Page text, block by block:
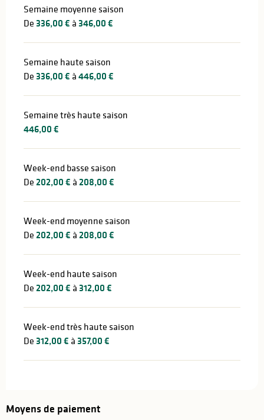
Semaine moyenne saison
De 336,00 € à 346,00 €
Semaine haute saison
De 336,00 € à 446,00 €
Semaine très haute saison
446,00 €
Week-end basse saison
De 202,00 € à 208,00 €
Week-end moyenne saison
De 202,00 € à 208,00 €
Week-end haute saison
De 202,00 € à 312,00 €
Week-end très haute saison
De 312,00 € à 357,00 €
Moyens de paiement